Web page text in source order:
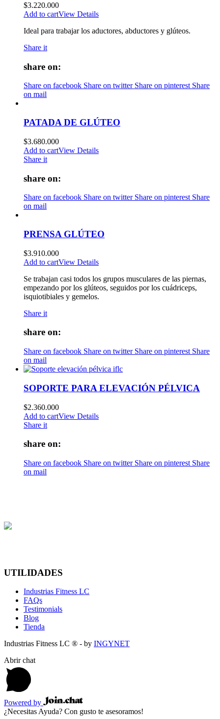
$3.220.000
Add to cartView Details
Ideal para trabajar los aductores, abductores y glúteos.
Share it
share on:
Share on facebook Share on twitter Share on pinterest Share
on mail
PATADA DE GLÚTEO
$3.680.000
Add to cartView Details
Share it
share on:
Share on facebook Share on twitter Share on pinterest Share
on mail
PRENSA GLÚTEO
$3.910.000
Add to cartView Details
Se trabajan casi todos los grupos musculares de las piernas,
empezando por los glúteos, seguidos por los cuádriceps,
isquiotibiales y gemelos.
Share it
share on:
Share on facebook Share on twitter Share on pinterest Share
on mail
SOPORTE PARA ELEVACIÓN PÉLVICA
$2.360.000
Add to cartView Details
Share it
share on:
Share on facebook Share on twitter Share on pinterest Share
on mail
UTILIDADES
Industrias Fitness LC
FAQs
Testimonials
Blog
Tienda
Industrias Fitness LC ® - by INGYNET
Abrir chat
Powered by
¿Necesitas Ayuda? Con gusto te asesoramos!